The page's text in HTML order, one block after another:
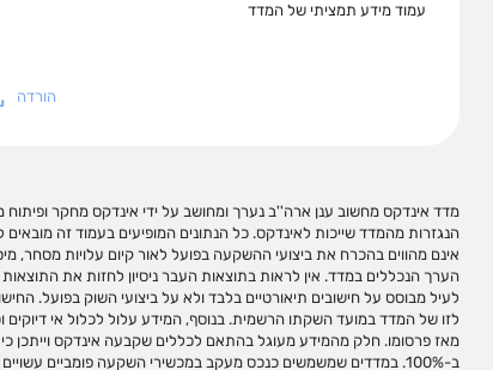
עמוד מידע תמציתי של המדד
הורדה
מדד אינדקס מחשוב ענן ארה''ב נערך ומחושב על ידי אינדקס מחקר ופיתוח
הנגזרות מהמדד שייכות לאינדקס. כל הנתונים המופיעים בעמוד זה
אינם מהווים בהכרח את ביצועי ההשקעה בפועל לאור קיום עלויות מסחר,
הערך הנכללים במדד. אין לראות בתוצאות העבר ניסיון לחזות את
לעיל מבוסס על חישובים תיאורטיים בלבד ולא על ביצועי השוק בפועל.
לזו של המדד במועד השקתו הרשמית. בנוסף, המידע עלול לכלול אי דיוקים
מאז פרסומו. חלק מהמידע מעוגל בהתאם לכללים שקבעה אינדקס וייתכן
ב-100%. במדדים שמשמשים כנכס מעקב במכשירי השקעה פומביים
בעמוד זה ו/או בקישורים כאמור, אם יגרמו, ואינה מתחייבת כי שימוש
במידע המופיע בעמוד זה ו/או בקישורים כאמור המלצה לביצוע פעולות
להינתן באופן פרטני על פי צרכי המשקיע ו/או תחליף לשיקול דעתו העצמאי
השקעה ולא ניתן להשקיע בהם באופן ישיר. אינדקס עוסקת בניתוח ובפיתוח,
השקעה ואינה מנהלת, מאשרת, משווקת או מקדמת מכשירי השקעה על
אינדקס לצורך יצירת מכשירי השקעה מחייב התקשרות עם אינדקס
סימנים מסחריים של אינדקס. אין לבצע כל שימוש בסימנים המסחריים של